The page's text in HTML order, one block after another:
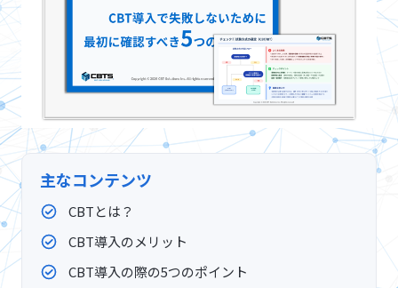
主なコンテンツ
CBTとは？
CBT導入のメリット
CBT導入の際の5つのポイント